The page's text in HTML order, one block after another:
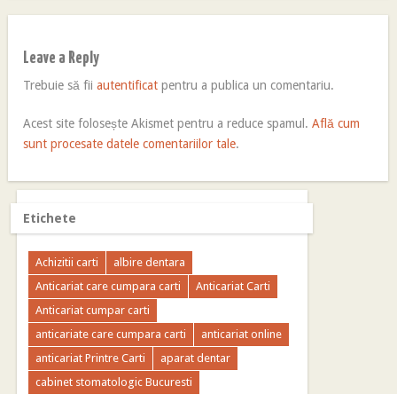
Leave a Reply
Trebuie să fiiautentificat pentru a publica un comentariu.
Acest site folosește Akismet pentru a reduce spamul.Află cum
sunt procesate datele comentariilor tale.
Etichete
Achizitii carti
albire dentara
Anticariat care cumpara carti
Anticariat Carti
Anticariat cumpar carti
anticariate care cumpara carti
anticariat online
anticariat Printre Carti
aparat dentar
cabinet stomatologic Bucuresti